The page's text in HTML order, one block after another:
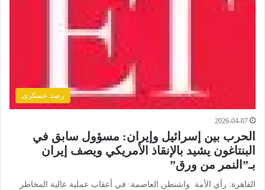
رصد عسكرى
2026-04-07
الحرب بين إسرائيل وإيران: مسؤول سابق في
البنتاغون يشيد بالإنقاذ الأمريكي ويصف إيران
بـ”النمر من ورق”
القاهرة: رأي الأمة واشنطن العاصمة: في أعقاب عملية عالية المخاطر